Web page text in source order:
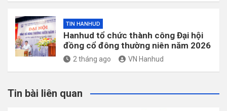
TIN HANHUD
Hanhud tổ chức thành công Đại hội
đồng cổ đông thường niên năm 2026
2 tháng ago VN Hanhud
Tin bài liên quan